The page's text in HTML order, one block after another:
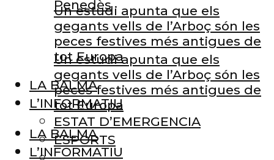
Un estudi apunta que els
gegants vells de l’Arboç són les
peces festives més antigues de
tot Europa
LA BALMA
L’INFORMATIU
ESTAT D’EMERGENCIA
ESPORTS
Penedès
Un estudi apunta que els
gegants vells de l’Arboç són les
peces festives més antigues de
tot Europa
LA BALMA
L’INFORMATIU